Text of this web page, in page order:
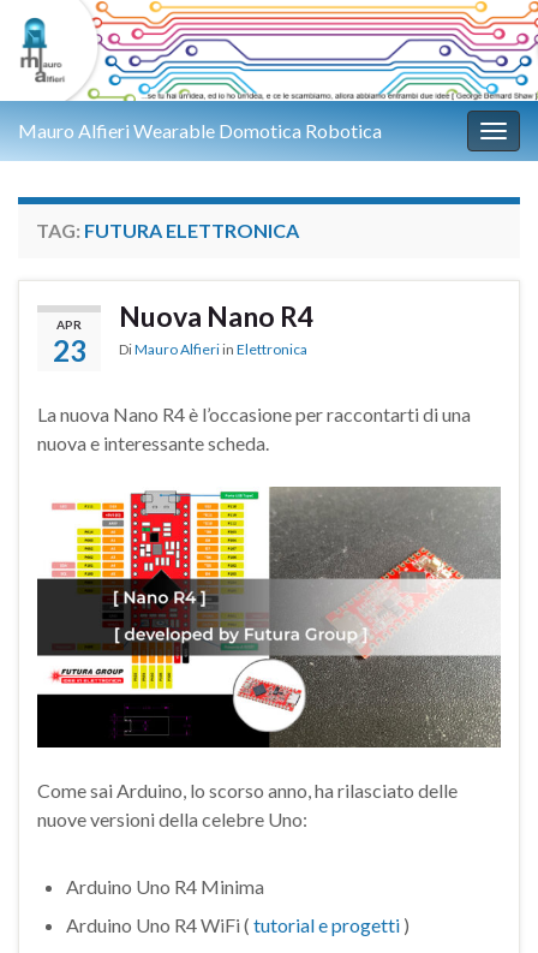
Mauro Alfieri Wearable Domotica Robotica
TAG: FUTURA ELETTRONICA
APR
23
Nuova Nano R4
DiMauro Alfieri in Elettronica
La nuova Nano R4 è l’occasione per raccontarti di una
nuova e interessante scheda.
Come sai Arduino, lo scorso anno, ha rilasciato delle
nuove versioni della celebre Uno:
Arduino Uno R4 Minima
Arduino Uno R4 WiFi ( tutorial e progetti )